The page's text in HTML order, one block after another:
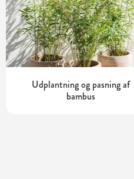
Udplantning og pasning af
bambus